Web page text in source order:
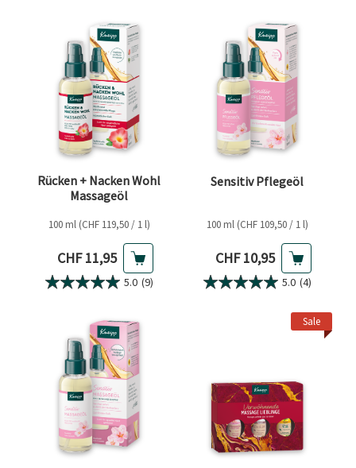
Rücken + Nacken Wohl
Massageöl
100 ml (CHF 119,50 / 1 l)
Aktueller Preis
CHF 11,95
5.0 (9)
Sensitiv Pflegeöl
100 ml (CHF 109,50 / 1 l)
Aktueller Preis
CHF 10,95
5.0 (4)
Sale